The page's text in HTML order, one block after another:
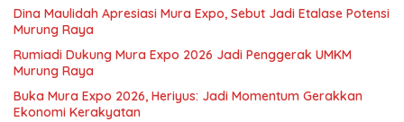
Dina Maulidah Apresiasi Mura Expo, Sebut Jadi Etalase Potensi
Murung Raya
Rumiadi Dukung Mura Expo 2026 Jadi Penggerak UMKM
Murung Raya
Buka Mura Expo 2026, Heriyus: Jadi Momentum Gerakkan
Ekonomi Kerakyatan